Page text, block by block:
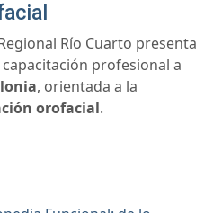
Río Cuarto presenta
profesional a
, orientada a la
orofacial.